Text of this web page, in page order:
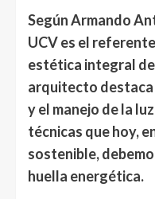
SegúnArmando
UCV es el
estética integral
arquitecto
y el manejo de la
técnicas que hoy,
sostenible,
huella energética.